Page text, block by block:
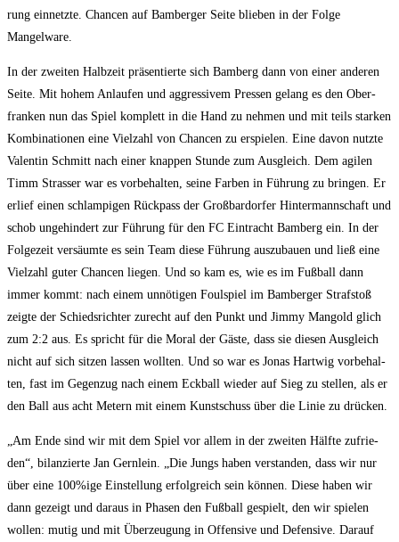
rung ein­netz­te. Chan­cen auf Bam­ber­ger Sei­te blie­ben in der Fol­ge
Mangelware.
In der zwei­ten Halb­zeit prä­sen­tier­te sich Bam­berg dann von einer ande­ren
Sei­te. Mit hohem Anlau­fen und aggres­si­vem Pres­sen gelang es den Ober­
fran­ken nun das Spiel kom­plett in die Hand zu neh­men und mit teils star­ken
Kom­bi­na­tio­nen eine Viel­zahl von Chan­cen zu erspie­len. Eine davon nutz­te
Valen­tin Schmitt nach einer knap­pen Stun­de zum Aus­gleich. Dem agi­len
Timm Stras­ser war es vor­be­hal­ten, sei­ne Far­ben in Füh­rung zu brin­gen. Er
erlief einen schlam­pi­gen Rück­pass der Groß­bar­dor­fer Hin­ter­mann­schaft und
schob unge­hin­dert zur Füh­rung für den FC Ein­tracht Bam­berg ein. In der
Fol­ge­zeit ver­säum­te es sein Team die­se Füh­rung aus­zu­bau­en und ließ eine
Viel­zahl guter Chan­cen lie­gen. Und so kam es, wie es im Fuß­ball dann
immer kommt: nach einem unnö­ti­gen Foul­spiel im Bam­ber­ger Straf­stoß
zeig­te der Schieds­rich­ter zurecht auf den Punkt und Jim­my Man­gold glich
zum 2:2 aus. Es spricht für die Moral der Gäs­te, dass sie die­sen Aus­gleich
nicht auf sich sit­zen las­sen woll­ten. Und so war es Jonas Hart­wig vor­be­hal­
ten, fast im Gegen­zug nach einem Eck­ball wie­der auf Sieg zu stel­len, als er
den Ball aus acht Metern mit einem Kunst­schuss über die Linie zu drücken.
„Am Ende sind wir mit dem Spiel vor allem in der zwei­ten Hälf­te zufrie­
den“, bilan­zier­te Jan Gern­lein. „Die Jungs haben ver­stan­den, dass wir nur
über eine 100%ige Ein­stel­lung erfolg­reich sein kön­nen. Die­se haben wir
dann gezeigt und dar­aus in Pha­sen den Fuß­ball gespielt, den wir spie­len
wol­len: mutig und mit Über­zeu­gung in Offen­si­ve und Defen­si­ve. Dar­auf